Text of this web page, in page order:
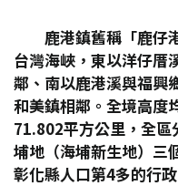
鹿港鎮舊稱「鹿仔
台灣海峽，東以洋仔厝
鄰、南以鹿港溪與福興
和美鎮相鄰。全境高度
71.802平方公里，全區
埔地（海埔新生地）三
彰化縣人口第4多的行